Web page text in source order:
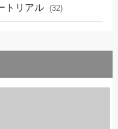
トリアル (32)